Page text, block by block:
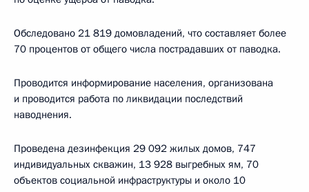
Обследовано 21 819 домовладений, что составляет более
70 процентов от общего числа пострадавших от паводка.
Проводится информирование населения, организована
и проводится работа по ликвидации последствий
наводнения.
Проведена дезинфекция 29 092 жилых домов, 747
индивидуальных скважин, 13 928 выгребных ям, 70
объектов социальной инфраструктуры и около 10